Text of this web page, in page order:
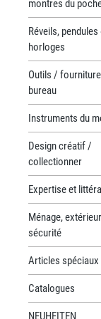
montres du
Réveils, pendules
horloges
Outils /
bureau
Instruments du
Design créatif /
collectionner
Expertise et
Ménage,
sécurité
Articles spéciaux
Catalogues
NEUHEITEN